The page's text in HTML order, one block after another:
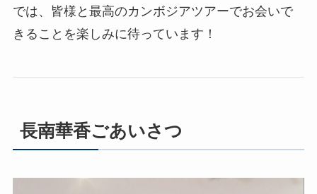
では、皆様と最高のカンボジアツアーでお会いで
きることを楽しみに待っています！
長南華香ごあいさつ